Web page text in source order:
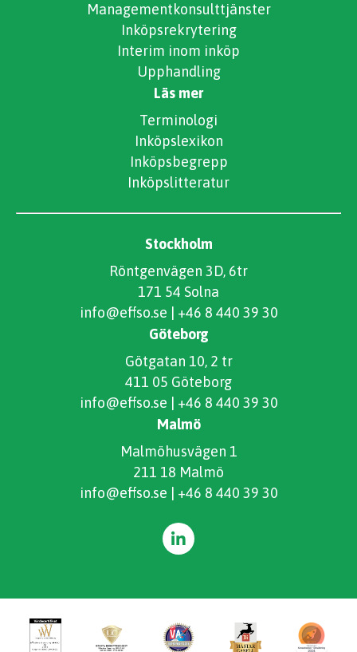
Managementkonsulttjänster
Inköpsrekrytering
Interim inom inköp
Upphandling
Läs mer
Terminologi
Inköpslexikon
Inköpsbegrepp
Inköpslitteratur
Stockholm
Röntgenvägen 3D, 6tr
171 54 Solna
info@effso.se
+46 8 440 39 30
Göteborg
Götgatan 10, 2 tr
411 05 Göteborg
info@effso.se
+46 8 440 39 30
Malmö
Malmöhusvägen 1
211 18 Malmö
info@effso.se
+46 8 440 39 30